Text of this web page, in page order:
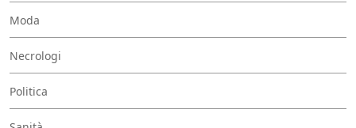
Moda
Necrologi
Politica